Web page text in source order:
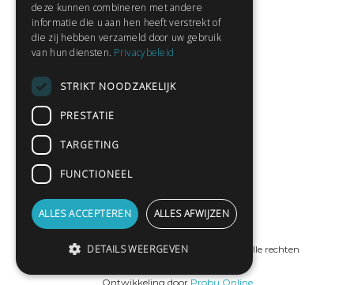
Snel naar:
Gratis aanmelden
Privacybeleid
Gedichten lezen
Schrijfwedstrijden
Schrijftips
© Copyright 2019 - 2026ProPublishing
· Alle rechten
Ontwikkeling doorProbu Online
deze kunnen combineren met andere
informatie die u aan hen heeft verstrekt of
die zij hebben verzameld door uw gebruik
van hun diensten. Privacybeleid
STRIKT NOODZAKELIJK
PRESTATIE
TARGETING
FUNCTIONEEL
ALLES ACCEPTEREN ALLES AFWIJZEN
DETAILS WEERGEVEN